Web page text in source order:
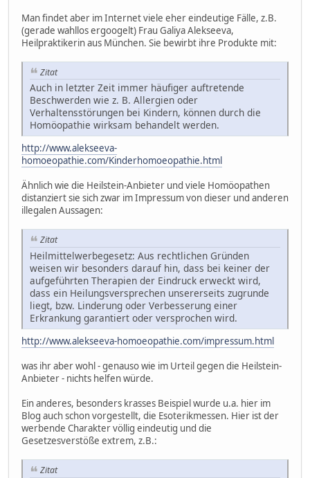
Man findet aber im Internet viele eher eindeutige Fälle, z.B.
(gerade wahllos ergoogelt) Frau Galiya Alekseeva,
Heilpraktikerin aus München. Sie bewirbt ihre Produkte mit:
Zitat
Auch in letzter Zeit immer häufiger auftretende
Beschwerden wie z. B. Allergien oder
Verhaltensstörungen bei Kindern, können durch die
Homöopathie wirksam behandelt werden.
http://www.alekseeva-
homoeopathie.com/Kinderhomoeopathie.html
Ähnlich wie die Heilstein-Anbieter und viele Homöopathen
distanziert sie sich zwar im Impressum von dieser und anderen
illegalen Aussagen:
Zitat
Heilmittelwerbegesetz: Aus rechtlichen Gründen
weisen wir besonders darauf hin, dass bei keiner der
aufgeführten Therapien der Eindruck erweckt wird,
dass ein Heilungsversprechen unsererseits zugrunde
liegt, bzw. Linderung oder Verbesserung einer
Erkrankung garantiert oder versprochen wird.
http://www.alekseeva-homoeopathie.com/impressum.html
was ihr aber wohl - genauso wie im Urteil gegen die Heilstein-
Anbieter - nichts helfen würde.
Ein anderes, besonders krasses Beispiel wurde u.a. hier im
Blog auch schon vorgestellt, die Esoterikmessen. Hier ist der
werbende Charakter völlig eindeutig und die
Gesetzesverstöße extrem, z.B.:
Zitat